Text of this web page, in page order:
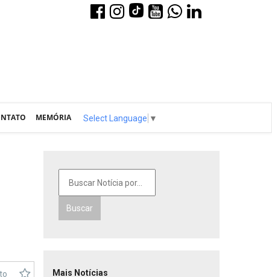
MEMÓRIA Select Language ▼
Buscar
Mais Notícias